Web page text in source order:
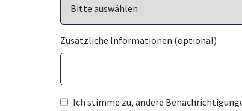
Zusätzliche Informationen (optional)
Ich stimme zu, andere